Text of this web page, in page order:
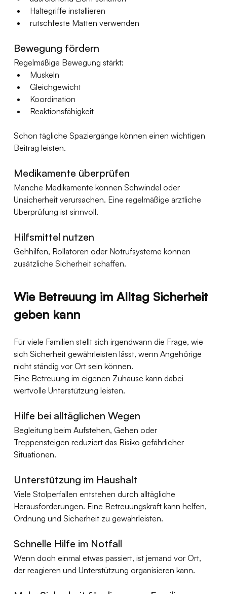
Haltegriffe installieren
rutschfeste Matten verwenden
Bewegung fördern
Regelmäßige Bewegung stärkt:
Muskeln
Gleichgewicht
Koordination
Reaktionsfähigkeit
Schon tägliche Spaziergänge können einen wichtigen
Beitrag leisten.
Medikamente überprüfen
Manche Medikamente können Schwindel oder
Unsicherheit verursachen. Eine regelmäßige ärztliche
Überprüfung ist sinnvoll.
Hilfsmittel nutzen
Gehhilfen, Rollatoren oder Notrufsysteme können
zusätzliche Sicherheit schaffen.
Wie Betreuung im Alltag Sicherheit
geben kann
Für viele Familien stellt sich irgendwann die Frage, wie
sich Sicherheit gewährleisten lässt, wenn Angehörige
nicht ständig vor Ort sein können.
Eine Betreuung im eigenen Zuhause kann dabei
wertvolle Unterstützung leisten.
Hilfe bei alltäglichen Wegen
Begleitung beim Aufstehen, Gehen oder
Treppensteigen reduziert das Risiko gefährlicher
Situationen.
Unterstützung im Haushalt
Viele Stolperfallen entstehen durch alltägliche
Herausforderungen. Eine Betreuungskraft kann helfen,
Ordnung und Sicherheit zu gewährleisten.
Schnelle Hilfe im Notfall
Wenn doch einmal etwas passiert, ist jemand vor Ort,
der reagieren und Unterstützung organisieren kann.